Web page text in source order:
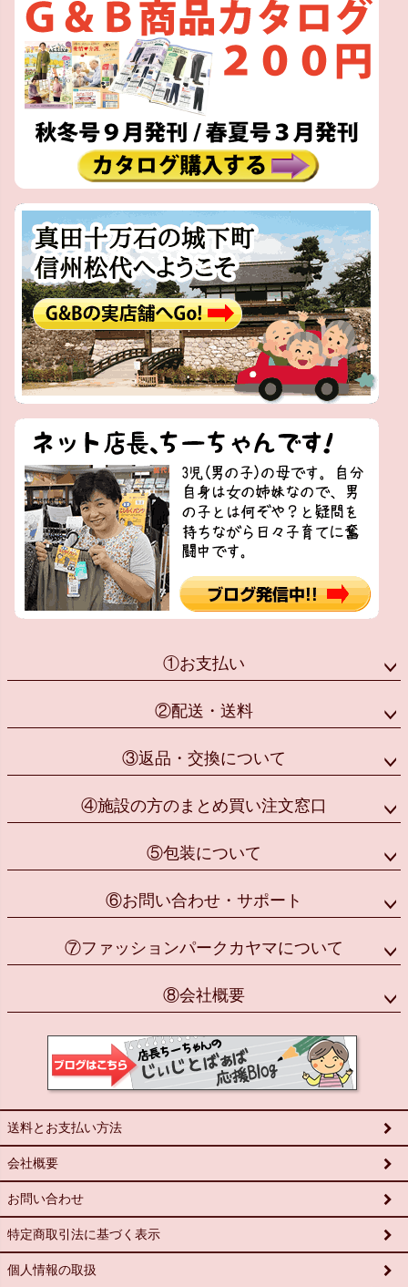
へ
①お支払い
②配送・送料
③返品・交換について
④施設の方のまとめ買い注文窓口
⑤包装について
⑥お問い合わせ・サポート
⑦ファッションパークカヤマについて
⑧会社概要
送料とお支払い方法
会社概要
お問い合わせ
特定商取引法に基づく表示
個人情報の取扱